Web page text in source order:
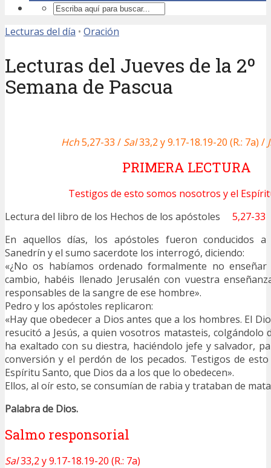
Lecturas del día • Oración
Lecturas del Jueves de la 2º
Semana de Pascua
Hch5,27-33 / Sal33,2 y 9.17-18.19-20 (R.: 7a) /
PRIMERA LECTURA
Testigos de esto somos nosotros y el
Lectura del libro de los Hechos de los apóstoles 5,27-33
En aquellos días, los apóstoles fueron conducidos
Sanedrín y el sumo sacerdote los interrogó, diciendo:
«¿No os habíamos ordenado formalmente no
cambio, habéis llenado Jerusalén con vuestra
responsables de la sangre de ese hombre».
Pedro y los apóstoles replicaron:
«Hay que obedecer a Dios antes que a los hombres. El
resucitó a Jesús, a quien vosotros matasteis, colgándolo
ha exaltado con su diestra, haciéndolo jefe y salvador,
conversión y el perdón de los pecados. Testigos de
Espíritu Santo, que Dios da a los que lo obedecen».
Ellos, al oír esto, se consumían de rabia y trataban de
Palabra de Dios.
Salmo responsorial
Sal33,2 y 9.17-18.19-20 (R.: 7a)